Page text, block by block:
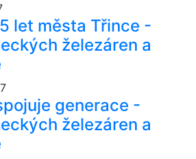
let města Třince -
železáren a
generace -
železáren a